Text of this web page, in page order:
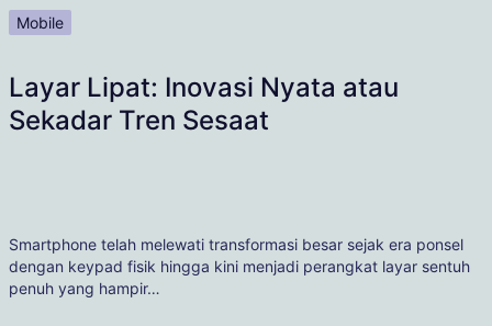
Mobile
Layar Lipat: Inovasi Nyata atau
Sekadar Tren Sesaat
Smartphone telah melewati transformasi besar sejak era ponsel
dengan keypad fisik hingga kini menjadi perangkat layar sentuh
penuh yang hampir…